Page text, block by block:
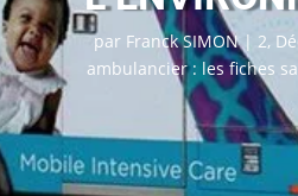
par Franck SIMON| 2,
ambulancier : les fiches